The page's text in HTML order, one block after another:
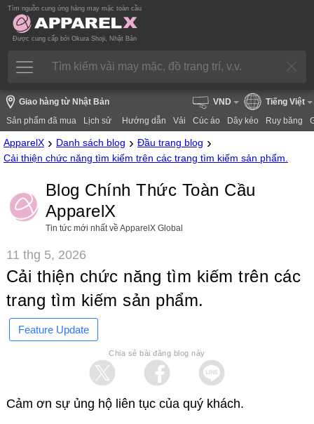
Tìm nguồn cung ứng hàng may mặc toàn cầu
Được cung cấp bởi Okura Shoji, Nhật Bản
Giao hàng từ Nhật Bản
Sản phẩm đã mua
Lịch sử Hướng dẫn Vải Cúc áo Dây kéo Ruy băng
VND Tiếng Việt
ApparelX › Danh sách blog › Đầu trang blog ›
Cải thiện chức năng tìm kiếm trên các trang tìm kiếm sản phẩm.
Blog Chính Thức Toàn Cầu
ApparelX
Tin tức mới nhất về ApparelX Global
11 thg 5, 2026
Cải thiện chức năng tìm kiếm trên các
trang tìm kiếm sản phẩm.
Feature Update
Chia sẻ bài đăng blog này
Cảm ơn sự ủng hộ liên tục của quý khách.